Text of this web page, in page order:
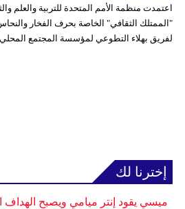
اعتمدت منظمة الأمم المتحدة للتربية والعلم
"الممتلك الثقافي" الخاصة بحرف الفخار
لفريق بهلاء التطوعي لمؤسسة المجتمع
إخترنا لك
ميسي يقود إنتر ميامي ويصبح الهداف